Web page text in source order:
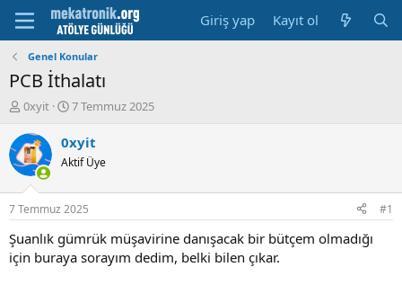
Giriş yap Kayıt ol
Genel Konular
PCB İthalatı
K
n
u
y
u
b
a
ş
a
0xyit
B
ş
a
a
t
a
i
7 Temmuz 2025
0xyit
Aktif Üye
7 Temmuz 2025 #1
Şuanlık gümrük müşavirine danışacak bir bütçem olmadığı
için buraya sorayım dedim, belki bilen çıkar.